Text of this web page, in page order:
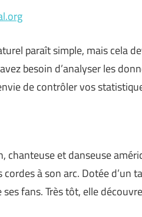
paraît simple, mais cela
besoin d’analyser les
de contrôler vos
chanteuse et danseuse
à son arc. Dotée d’un
fans. Très tôt, elle